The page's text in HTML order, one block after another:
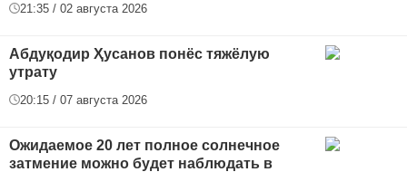
21:35 / 02 августа 2026
Абдуқодир Ҳусанов понёс тяжёлую
утрату
20:15 / 07 августа 2026
Ожидаемое 20 лет полное солнечное
затмение можно будет наблюдать в